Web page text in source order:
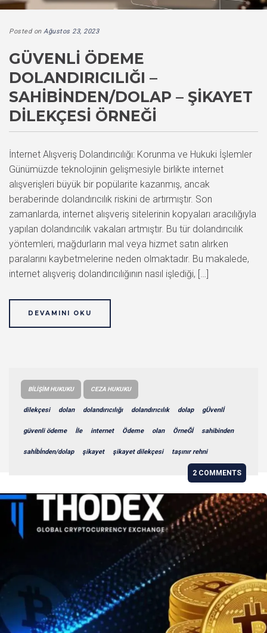
Posted on Ağustos 23, 2023
GÜVENLİ ÖDEME
DOLANDIRICILIĞI –
SAHİBİNDEN/DOLAP – ŞİKAYET
DİLEKÇESİ ÖRNEĞİ
İnternet Alışveriş Dolandırıcılığı: Korunma ve Hukuki İşlemler
Günümüzde teknolojinin gelişmesiyle birlikte internet
alışverişleri büyük bir popülarite kazanmış, ancak
beraberinde dolandırıcılık riskini de artırmıştır. Son
zamanlarda, internet alışveriş sitelerinin kopyaları aracılığıyla
yapılan dolandırıcılık vakaları artmıştır. Bu tür dolandırıcılık
yöntemleri, mağdurların mal veya hizmet satın alırken
paralarını kaybetmelerine neden olmaktadır. Bu makalede,
internet alışveriş dolandırıcılığının nasıl işlediği, […]
DEVAMINI OKU
BILIŞIM HUKUKU CEZA HUKUKU
dilekçesi dolan dolandırıcılığı dolandırıcılık dolap gÜvenlİ
güvenli ödeme İle internet Ödeme olan ÖrneĞİ sahibinden
sahİbİnden/dolap şikayet şikayet dilekçesi taşınır rehni
2 COMMENTS